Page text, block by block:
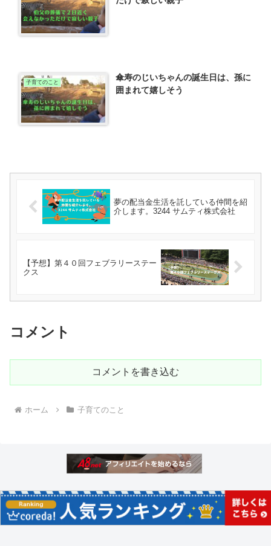
子育てのこと
傘寿のじいちゃんの誕生日は、孫に
囲まれて嬉しそう
夢の配当金生活を託している仲間を紹
介します。3244 サムティ株式会社
【予想】第４０回フェブラリーステー
クス
コメント
コメントを書き込む
ホーム 子育てのこと